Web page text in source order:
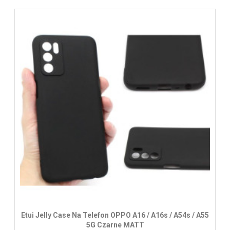
Etui Jelly Case Na Telefon OPPO A16 / A16s / A54s / A55
5G Czarne MATT